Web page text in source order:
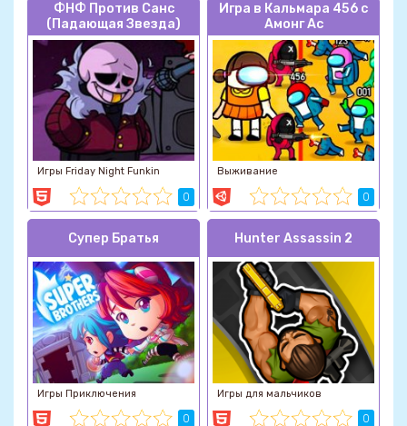
ФНФ Против Санс
(Падающая Звезда)
Игры Friday Night Funkin
0
Игра в Кальмара 456 с
Амонг Ас
Выживание
0
Супер Братья
Игры Приключения
0
Hunter Assassin 2
Игры для мальчиков
0